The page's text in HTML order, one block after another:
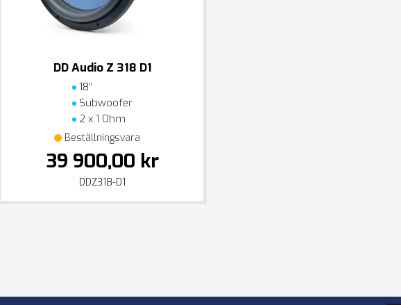
DD Audio Z 318 D1
18“
Subwoofer
2 x 1 Ohm
Beställningsvara
39 900,00 kr
DDZ318-D1